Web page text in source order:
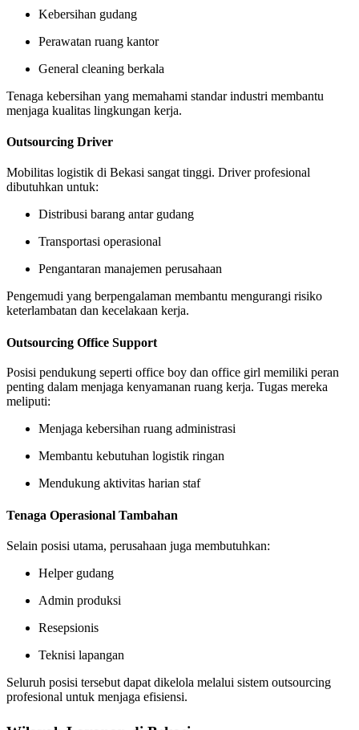
Kebersihan gudang
Perawatan ruang kantor
General cleaning berkala
Tenaga kebersihan yang memahami standar industri membantu
menjaga kualitas lingkungan kerja.
Outsourcing Driver
Mobilitas logistik di Bekasi sangat tinggi. Driver profesional
dibutuhkan untuk:
Distribusi barang antar gudang
Transportasi operasional
Pengantaran manajemen perusahaan
Pengemudi yang berpengalaman membantu mengurangi risiko
keterlambatan dan kecelakaan kerja.
Outsourcing Office Support
Posisi pendukung seperti office boy dan office girl memiliki peran
penting dalam menjaga kenyamanan ruang kerja. Tugas mereka
meliputi:
Menjaga kebersihan ruang administrasi
Membantu kebutuhan logistik ringan
Mendukung aktivitas harian staf
Tenaga Operasional Tambahan
Selain posisi utama, perusahaan juga membutuhkan:
Helper gudang
Admin produksi
Resepsionis
Teknisi lapangan
Seluruh posisi tersebut dapat dikelola melalui sistem outsourcing
profesional untuk menjaga efisiensi.